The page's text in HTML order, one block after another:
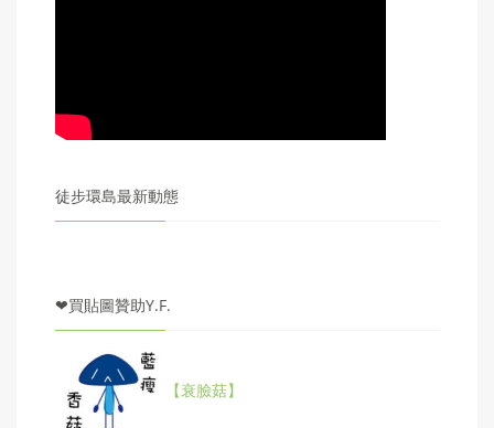
徒步環島最新動態
❤買貼圖贊助Y.F.
【衰臉菇】